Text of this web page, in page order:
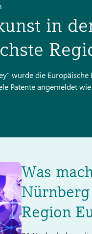
in
wurde die
Patente angemeldet
Was
Region